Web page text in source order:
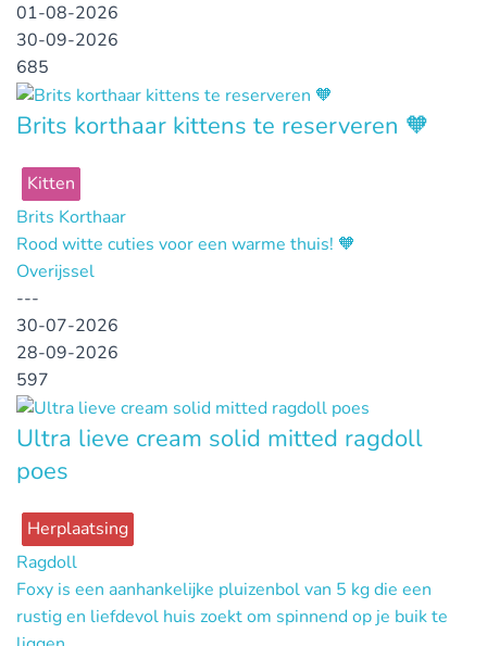
01-08-2026
30-09-2026
685
Brits korthaar kittens te reserveren 🧡
Kitten
Brits Korthaar
Rood witte cuties voor een warme thuis! 🧡
Overijssel
---
30-07-2026
28-09-2026
597
Ultra lieve cream solid mitted ragdoll
poes
Herplaatsing
Ragdoll
Foxy is een aanhankelijke pluizenbol van 5 kg die een
rustig en liefdevol huis zoekt om spinnend op je buik te